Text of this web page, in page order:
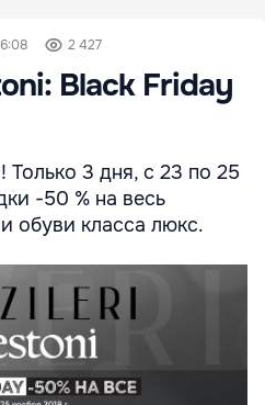
2 427
Black Friday
Только 3 дня, с 23 по 25
-50 % на весь
обуви класса люкс.